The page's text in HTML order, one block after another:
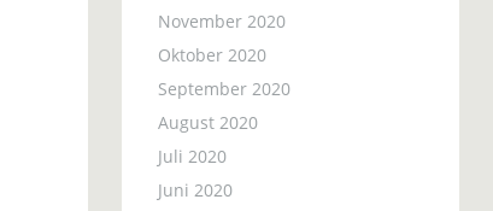
November 2020
Oktober 2020
September 2020
August 2020
Juli 2020
Juni 2020